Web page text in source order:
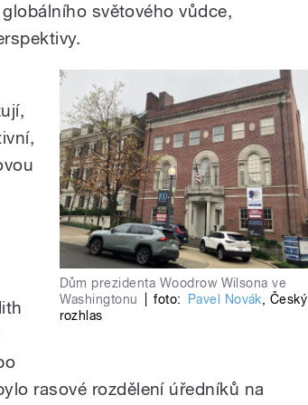
světového vůdce,
Dům prezidenta Woodrow Wilsona ve
Washingtonu
foto: Pavel Novák, Český
rozhlas
rasové rozdělení úředníků na